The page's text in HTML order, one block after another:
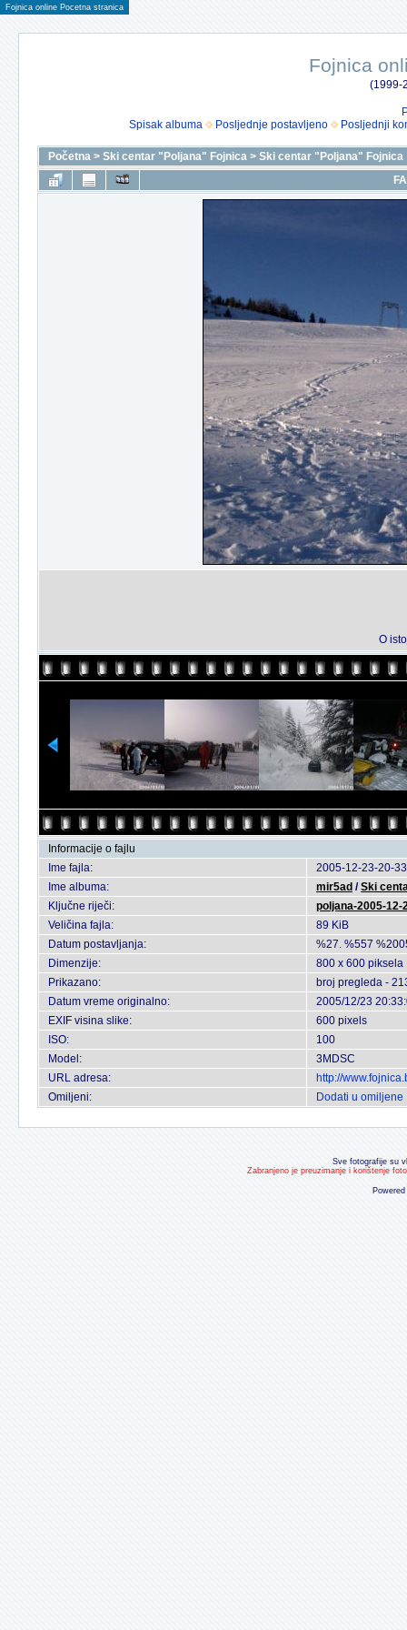
Fojnica online Pocetna stranica
Fojnica
(1999-
Spisak albuma
Posljednje postavljeno Posljednji
Početna > Ski centar "Poljana" Fojnica > Ski centar "Poljana" Fojnica
O
Informacije o fajlu
Ime fajla:
2005-12-23-20-
Ime albuma:
mir5ad /Ski
Ključne riječi:
poljana-2005-12-
Veličina fajla:
89 KiB
Datum postavljanja:
%27. %557
Dimenzije:
800 x 600 piksela
Prikazano:
broj pregleda -
Datum vreme originalno:
2005/12/23
EXIF visina slike:
600 pixels
ISO:
100
Model:
3MDSC
URL adresa:
http://
Omiljeni:
Dodati u omiljene
Sve fotografije su
Zabranjeno je preuzimanje i korištenje